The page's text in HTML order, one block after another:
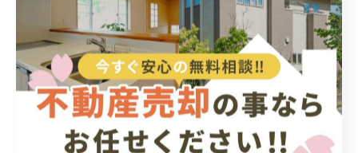
解決策として、まず「共通目標」の明確化が重要です。
全員が達成すべきゴールを共有することで、部門間の利
害対立を減らします。次に、「ファシリテーター」役を
設け、会議進行や意見調整を担うことで、円滑なコミュ
ニケーションが実現します。